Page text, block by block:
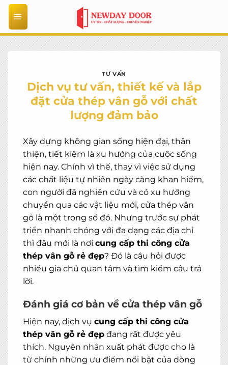
Bỏ
qua
nội
dung
TƯ VẤN
Dịch vụ tư vấn, thiết kế và lắp
đặt cửa thép vân gỗ với chất
lượng đảm bảo
Xây dựng không gian sống hiện đại, thân
thiện, tiết kiệm là xu hướng của cuộc sống
hiện nay. Chính vì thế, thay vì việc sử dụng
các chất liệu tự nhiên ngày càng khan hiếm,
con người đã nghiên cứu và có xu hướng
chuyển qua các vật liệu mới, cửa thép vân
gỗ là một trong số đó. Nhưng trước sự phát
triển nhanh chóng với đa dạng các địa chỉ
thì đâu mới là nơi cung cấp thi công cửa
thép vân gỗ rẻ đẹp? Đó là câu hỏi được
nhiều gia chủ quan tâm và tìm kiếm câu trả
lời.
Đánh giá cơ bản về cửa thép vân gỗ
Hiện nay, dịch vụ cung cấp thi công cửa
thép vân gỗ rẻ đẹp đang rất được yêu
thích. Nguyên nhân xuất phát được cho là
từ chính những ưu điểm nổi bật của dòng